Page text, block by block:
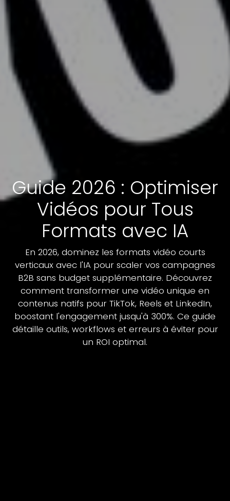
Guide 2026 : Optimiser
Vidéos pour Tous
Formats avec IA
En 2026, dominez les formats vidéo courts
verticaux avec l'IA pour scaler vos campagnes
B2B sans budget supplémentaire. Découvrez
comment transformer une vidéo unique en
contenus natifs pour TikTok, Reels et LinkedIn,
boostant l'engagement jusqu'à 300%. Ce guide
détaille outils, workflows et erreurs à éviter pour
un ROI optimal.